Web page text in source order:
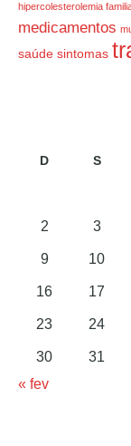
hipercolesterolemia
medicamentos
saúde sintomas
D S
2 3
9 10
16 17
23 24
30
31
« fev